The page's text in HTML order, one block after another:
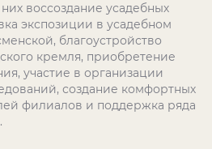
воссоздание усадебных
экспозиции в усадебном
благоустройство
кремля, приобретение
участие в организации
создание комфортных
филиалов и поддержка ряда